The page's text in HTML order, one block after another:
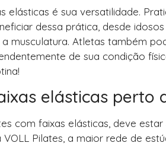
elásticas é sua versatilidade.
dessa prática, desde
musculatura. Atletas também
de sua condição
elásticas perto
com faixas elásticas, deve
Pilates, a maior rede de